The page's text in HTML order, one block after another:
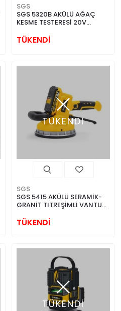
SGS
SGS 5320B AKÜLÜ AĞAÇ
KESME TESTERESİ 20V
TÜKENDİ
TÜKENDİ
SGS
SGS 5415 AKÜLÜ SERAMİK-
GRANİT TİTREŞİMLİ VANTUZ
TÜKENDİ
TÜKENDİ